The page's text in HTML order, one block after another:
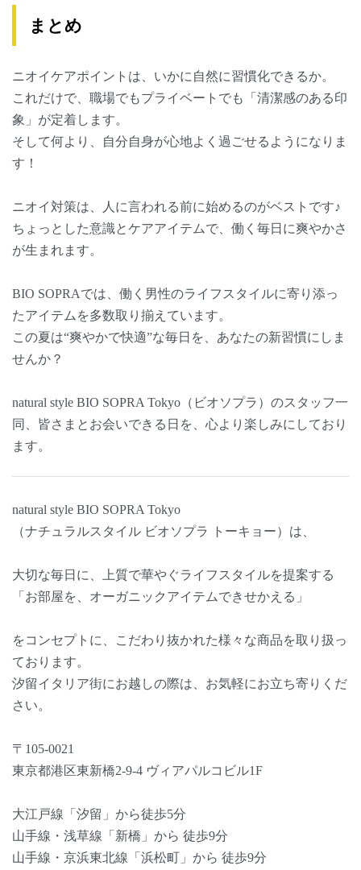
まとめ
ニオイケアポイントは、いかに自然に習慣化できるか。
これだけで、職場でもプライベートでも「清潔感のある印
象」が定着します。
そして何より、自分自身が心地よく過ごせるようになりま
す！
ニオイ対策は、人に言われる前に始めるのがベストです♪
ちょっとした意識とケアアイテムで、働く毎日に爽やかさ
が生まれます。
BIO SOPRAでは、働く男性のライフスタイルに寄り添っ
たアイテムを多数取り揃えています。
この夏は“爽やかで快適”な毎日を、あなたの新習慣にしま
せんか？
natural style BIO SOPRA Tokyo（ビオソプラ）のスタッフ一
同、皆さまとお会いできる日を、心より楽しみにしており
ます。
natural style BIO SOPRA Tokyo
（ナチュラルスタイル ビオソプラ トーキョー）は、
大切な毎日に、上質で華やぐライフスタイルを提案する
「お部屋を、オーガニックアイテムできせかえる」
をコンセプトに、こだわり抜かれた様々な商品を取り扱っ
ております。
汐留イタリア街にお越しの際は、お気軽にお立ち寄りくだ
さい。
〒105-0021
東京都港区東新橋2-9-4 ヴィアパルコビル1F
大江戸線「汐留」から徒歩5分
山手線・浅草線「新橋」から 徒歩9分
山手線・京浜東北線「浜松町」から 徒歩9分